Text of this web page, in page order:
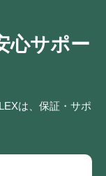
心サポー
は、保証・サポ